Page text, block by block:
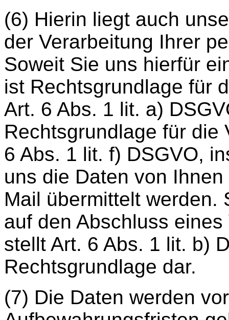
(6) Hierin liegt auch
der Verarbeitung Ihrer
Soweit Sie uns hierfür
ist Rechtsgrundlage für
Art. 6 Abs. 1 lit. a)
Rechtsgrundlage für die
6 Abs. 1 lit. f) DSGVO,
uns die Daten von
Mail übermittelt werden.
auf den Abschluss
stellt Art. 6 Abs. 1 lit. b)
Rechtsgrundlage dar.
(7) Die Daten werden